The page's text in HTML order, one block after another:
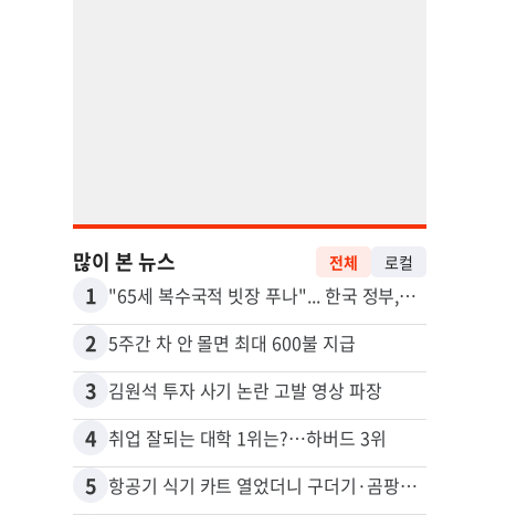
많이 본 뉴스 전체 로컬
1 "65세 복수국적 빗장 푸나"... 한국 정부, 연령 완화 전면 추진
2 5주간 차 안 몰면 최대 600불 지급
3 김원석 투자 사기 논란 고발 영상 파장
4 취업 잘되는 대학 1위는?…하버드 3위
5 항공기 식기 카트 열었더니 구더기·곰팡이…LAX 기내식 업체 논란